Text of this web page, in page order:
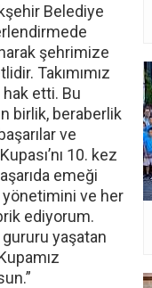
Belediye
şehrimize
Takımımız
etti. Bu
birlik, beraberlik
ve
10. kez
emeği
ve her
ediyorum.
yaşatan